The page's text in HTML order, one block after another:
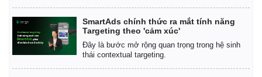
SmartAds chính thức ra mắt tính năng
Targeting theo 'cảm xúc'
Đây là bước mở rộng quan trọng trong hệ sinh
thái contextual targeting.